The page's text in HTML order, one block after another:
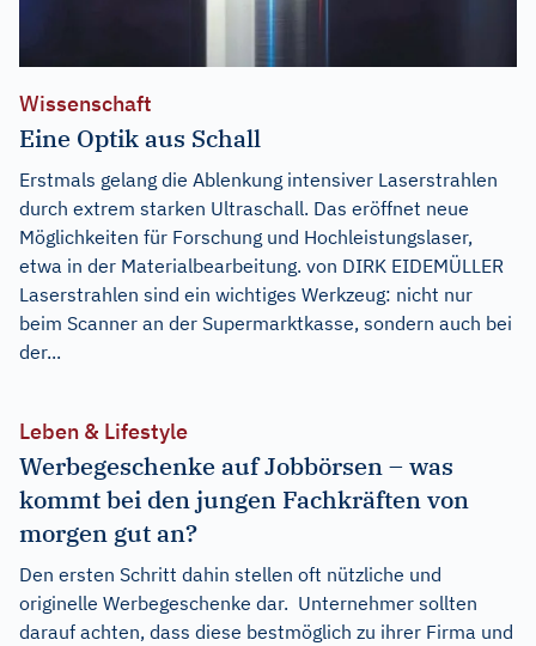
Wissenschaft
Eine Optik aus Schall
Erstmals gelang die Ablenkung intensiver Laserstrahlen
durch extrem starken Ultraschall. Das eröffnet neue
Möglichkeiten für Forschung und Hochleistungslaser,
etwa in der Materialbearbeitung. von DIRK EIDEMÜLLER
Laserstrahlen sind ein wichtiges Werkzeug: nicht nur
beim Scanner an der Supermarktkasse, sondern auch bei
der...
Leben & Lifestyle
Werbegeschenke auf Jobbörsen – was
kommt bei den jungen Fachkräften von
morgen gut an?
Den ersten Schritt dahin stellen oft nützliche und
originelle Werbegeschenke dar. Unternehmer sollten
darauf achten, dass diese bestmöglich zu ihrer Firma und